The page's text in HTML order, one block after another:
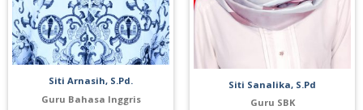
Siti Arnasih, S.Pd.
Guru Bahasa Inggris
Siti Sanalika, S.Pd
Guru SBK